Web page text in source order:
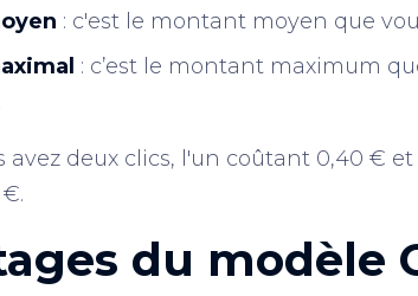
: c'est le montant moyen que
: c’est le montant maximum
avez deux clics, l'un coûtant 0,40 €
du modèle